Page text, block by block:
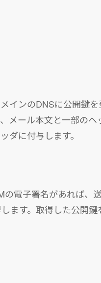
インのDNSに公開鍵を
メール本文と一部の
ダに付与します。
の電子署名があれば、
ます。取得した公開